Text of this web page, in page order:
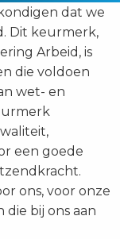
dat we
Dit keurmerk,
Arbeid, is
die voldoen
wet- en
een goede
ons, voor onze
bij ons aan